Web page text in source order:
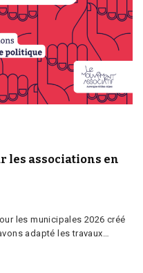
les associations en
les municipales 2026 créé
adapté les travaux…